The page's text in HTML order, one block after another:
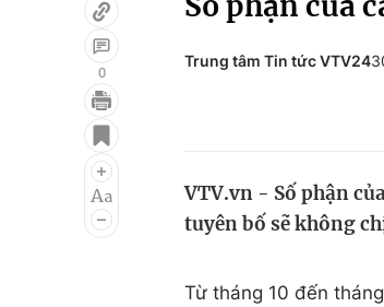
Điện ảnh
Âm nhạc
Làm đẹp
0
Trung tâm Tin tức VTV24
VTV.vn - Số phận
tuyên bố sẽ không
Từ tháng 10 đến